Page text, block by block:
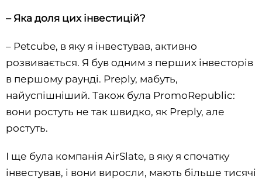
– Яка доля цих інвестицій?
– Petcube, в яку я інвестував, активно
розвивається. Я був одним з перших інвесторів
в першому раунді. Preply, мабуть,
найуспішніший. Також була PromoRepublic:
вони ростуть не так швидко, як Preply, але
ростуть.
І ще була компанія AirSlate, в яку я спочатку
інвестував, і вони виросли, мають більше тисячі